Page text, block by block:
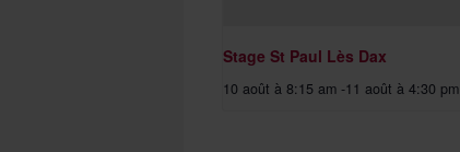
Stage St Paul Lès Dax
10 août à 8:15 am -11 août à 4:30 pm